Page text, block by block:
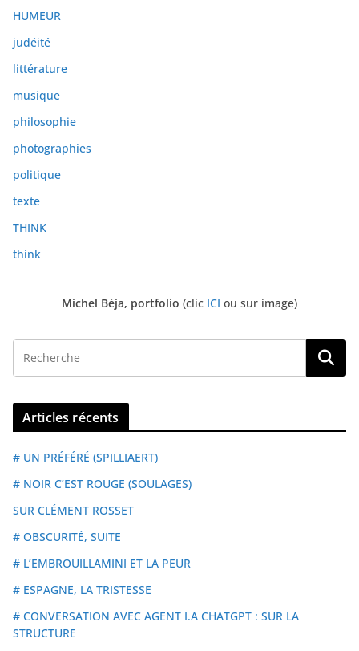
sHUMEUR
judéité
littérature
musique
philosophie
photographies
politique
texte
THINK
think
Michel Béja, portfolio (clic ICI ou sur image)
Articles récents
# UN PRÉFÉRÉ (SPILLIAERT)
# NOIR C’EST ROUGE (SOULAGES)
SUR CLÉMENT ROSSET
# OBSCURITÉ, SUITE
# L’EMBROUILLAMINI ET LA PEUR
# ESPAGNE, LA TRISTESSE
# CONVERSATION AVEC AGENT I.A CHATGPT : SUR LA
STRUCTURE